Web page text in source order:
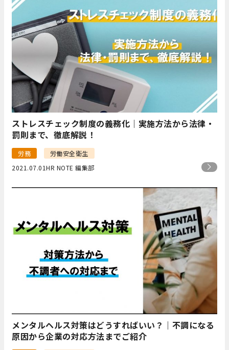
ストレスチェック制度の義務化｜実施方法から法律・
罰則まで、徹底解説！
労務
労働安全衛生
2021.07.01HR NOTE 編集部
メンタルヘルス対策はどうすればいい？｜不調になる
原因から企業の対応方法までご紹介